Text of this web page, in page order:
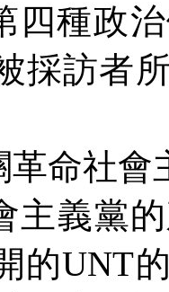
四種政
採訪者
革命社
主義黨
的UNT